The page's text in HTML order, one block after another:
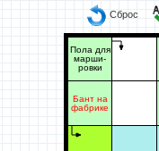
Сброс
Пола для
марши-
ровки
Бант на
фабрике